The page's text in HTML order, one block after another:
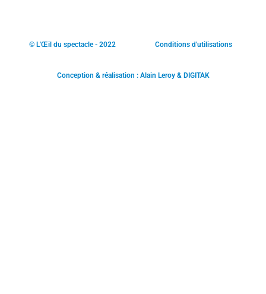
© L'Œil du spectacle - 2022 Conditions d'utilisations
Conception & réalisation : Alain Leroy & DIGITAK